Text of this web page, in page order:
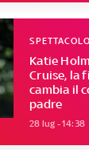
Katie
Cruise, la
cambia il
padre
SPETTACOLO
28 lug - 14:38